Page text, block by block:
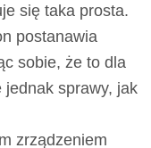
zł.
wynosi:
19,00 zł.
się taka prosta.
postanawia
sobie, że to dla
sprawy, jak
zrządzeniem